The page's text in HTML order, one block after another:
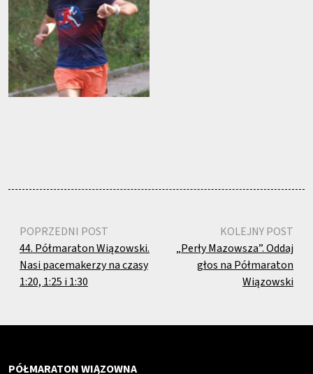
POPRZEDNI POST
44. Półmaraton Wiązowski.
Nasi pacemakerzy na czasy
1:20, 1:25 i 1:30
KOLEJNY POST
„Perły Mazowsza”. Oddaj
głos na Półmaraton
Wiązowski
PÓŁMARATON WIĄZOWNA